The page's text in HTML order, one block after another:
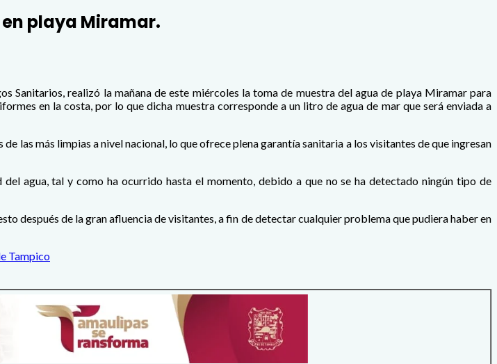
en playa Miramar.
Sanitarios, realizó la mañana de este miércoles la toma de muestra del agua de playa Miramar para
en la costa, por lo que dicha muestra corresponde a un litro de agua de mar que será enviada a
las más limpias a nivel nacional, lo que ofrece plena garantía sanitaria a los visitantes de que ingresan
agua, tal y como ha ocurrido hasta el momento, debido a que no se ha detectado ningún tipo de
después de la gran afluencia de visitantes, a fin de detectar cualquier problema que pudiera haber en
Tampico